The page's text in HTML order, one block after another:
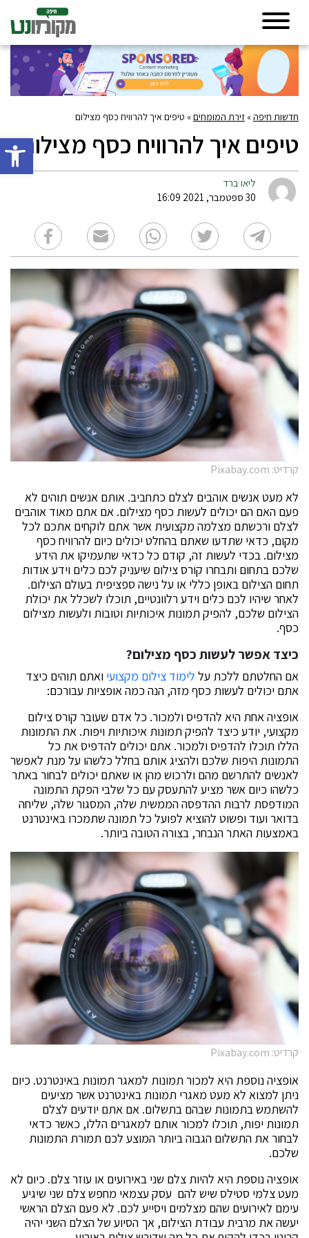
פתח
חדשות חיפה» זירת המומחים» טיפים איך להרוויח כסף מצילום
טיפים איך להרוויח כסף מצילום
ליאו ברד
30 ספטמבר, 2021 16:09
קרדיט: Pixabay.com
לא מעט אנשים אוהבים לצלם כתחביב. אותם אנשים תוהים לא
פעם האם הם יכולים לעשות כסף מצילום. אם אתם מאוד אוהבים
לצלם ורכשתם מצלמה מקצועית אשר אתם לוקחים אתכם לכל
מקום, כדאי שתדעו שאתם בהחלט יכולים כיום להרוויח כסף
מצילום. בכדי לעשות זה, קודם כל כדאי שתעמיקו את הידע
שלכם בתחום ותבחרו קורס צילום שיעניק לכם כלים וידע אודות
תחום הצילום באופן כללי או על נישה ספציפית בעולם הצילום.
לאחר שיהיו לכם כלים וידע רלוונטיים, תוכלו לשכלל את יכולת
הצילום שלכם, להפיק תמונות איכותיות וטובות ולעשות מצילום
כסף.
כיצד אפשר לעשות כסף מצילום?
אם החלטתם ללכת על לימוד צילום מקצועיואתם תוהים כיצד
אתם יכולים לעשות כסף מזה, הנה כמה אופציות עבורכם:
אופציה אחת היא להדפיס ולמכור. כל אדם שעובר קורס צילום
מקצועי, יודע כיצד להפיק תמונות איכותיות ויפות. את התמונות
הללו תוכלו להדפיס ולמכור. אתם יכולים להדפיס את כל
התמונות היפות שלכם ולהציג אותם בחלל כלשהו על מנת לאפשר
לאנשים להתרשם מהם ולרכוש מהן או שאתם יכולים לבחור באתר
כלשהו כיום אשר מציע להתעסק עם כל שלבי הפקת התמונה
המודפסת לרבות ההדפסה הממשית שלה, המסגור שלה, שליחה
בדואר ועוד ופשוט להוציא לפועל כל תמונה שתמכרו באינטרנט
באמצעות האתר הנבחר, בצורה הטובה ביותר.
קרדיט: Pixabay.com
אופציה נוספת היא למכור תמונות למאגר תמונות באינטרנט. כיום
ניתן למצוא לא מעט מאגרי תמונות באינטרנט אשר מציעים
להשתמש בתמונות שבהם בתשלום. אם אתם יודעים לצלם
תמונות יפות, תוכלו למכור אותם למאגרים הללו, כאשר כדאי
לבחור את התשלום הגבוה ביותר המוצע לכם תמורת התמונות
שלכם.
אופציה נוספת היא להיות צלם שני באירועים או עוזר צלם. כיום לא
מעט צלמי סטילס שיש להם עסק עצמאי מחפש צלם שני שיגיע
עימם לאירועים שהם מצלמים ויסייע לכם. לא פעם הצלם הראשי
יעשה את מרבית עבודת הצילום, אך הסיוע של הצלם השני יהיה